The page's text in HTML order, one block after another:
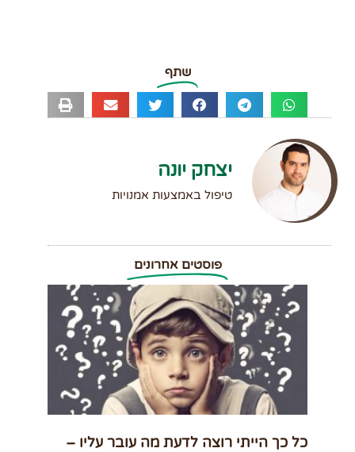
שתף
יצחק יונה
טיפול באמצעות אמנויות
פוסטים אחרונים
כל כך הייתי רוצה לדעת מה עובר עליו –